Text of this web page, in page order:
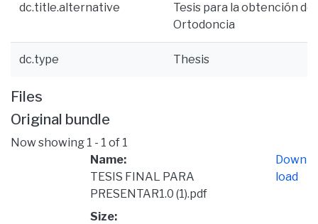
dc.title.alternative
Tesis para la obtención
Ortodoncia
dc.type Thesis
Files
Original bundle
Now showing 1 - 1 of 1
Name:
TESIS FINAL PARA
PRESENTAR1.0 (1).pdf
Size:
Down
load